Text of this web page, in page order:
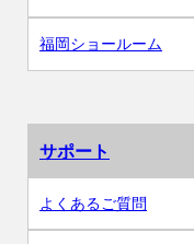
福岡ショールーム
サポート
よくあるご質問